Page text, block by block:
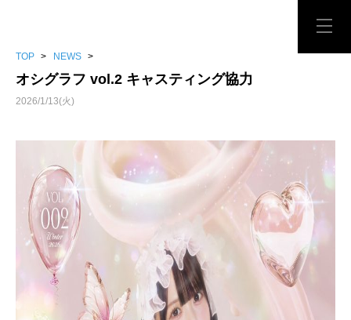
TOP > NEWS >
オシグラフ vol.2 キャスティング協力
2026/1/13(火)